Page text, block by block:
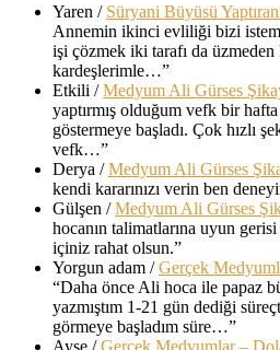
Yaren / Süryani Büyüsü
Annemin ikinci evliliği bizi
işi çözmek iki tarafı da
kardeşlerimle…”
Etkili /Medyum Ali Gürses
yaptırmış olduğum vefk bir
göstermeye başladı. Çok hızlı
vefk…”
Derya /Medyum Ali Gürses
kendi kararınızı verin ben
Gülşen /Medyum Ali Gürses
hocanın talimatlarına uyun
içiniz rahat olsun.”
Yorgun adam /Gerçek
“Daha önce Ali hoca ile papaz
yazmıştım 1-21 gün dediği
görmeye başladım süre…”
Ayşe /Gerçek Medyumlar –